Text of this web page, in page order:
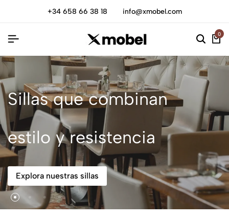
+34 658 66 38 18 info@xmobel.com
0
Sillas que combinan
estilo y resistencia
Explora nuestras sillas